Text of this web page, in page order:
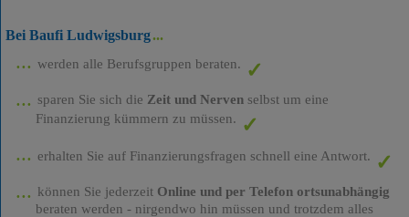
Bei Baufi Ludwigsburg
werden alle Berufsgruppen beraten.
sparen Sie sich die Zeit und Nervenselbst um eine
Finanzierung kümmern zu müssen.
erhalten Sie auf Finanzierungsfragen schnell eine Antwort.
können Sie jederzeit Online und per Telefon ortsunabhängig
beraten werden - nirgendwo hin müssen und trotzdem alles